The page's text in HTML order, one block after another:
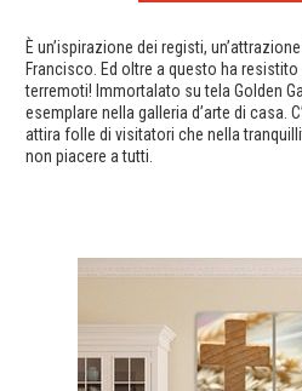
È un’ispirazione dei registi,
Francisco. Ed oltre a questo ha
terremoti! Immortalato su tela Golden
esemplare nella galleria d’arte di casa.
attira folle di visitatori che nella
non piacere a tutti.